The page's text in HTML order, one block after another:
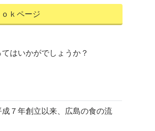
ｋページ
はいかがでしょうか？
７年創立以来、広島の食の流